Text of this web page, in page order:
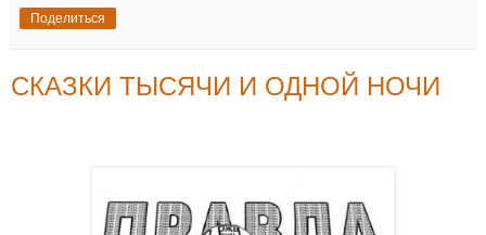
Поделиться
СКАЗКИ ТЫСЯЧИ И ОДНОЙ НОЧИ